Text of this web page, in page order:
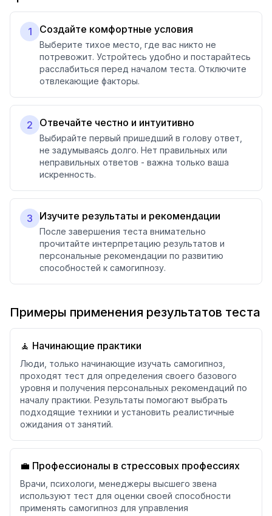
1 Создайте комфортные условия
Выберите тихое место, где вас никто не
потревожит. Устройтесь удобно и постарайтесь
расслабиться перед началом теста. Отключите
отвлекающие факторы.
2 Отвечайте честно и интуитивно
Выбирайте первый пришедший в голову ответ,
не задумываясь долго. Нет правильных или
неправильных ответов - важна только ваша
искренность.
3 Изучите результаты и рекомендации
После завершения теста внимательно
прочитайте интерпретацию результатов и
персональные рекомендации по развитию
способностей к самогипнозу.
Примеры применения результатов теста
🧘 Начинающие практики
Люди, только начинающие изучать самогипноз,
проходят тест для определения своего базового
уровня и получения персональных рекомендаций по
началу практики. Результаты помогают выбрать
подходящие техники и установить реалистичные
ожидания от занятий.
💼 Профессионалы в стрессовых профессиях
Врачи, психологи, менеджеры высшего звена
используют тест для оценки своей способности
применять самогипноз для управления